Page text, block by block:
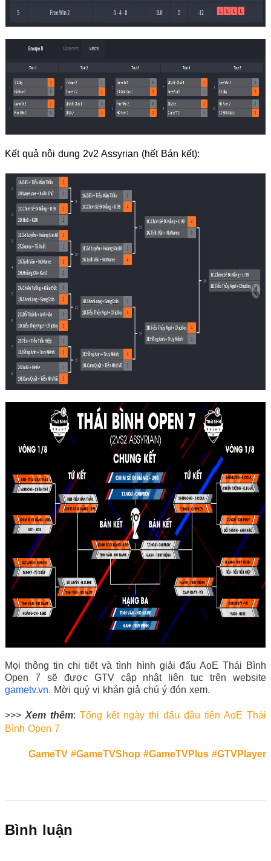
Kết quả nội dung 2v2 Assyrian (hết Bán kết):
Mọi thông tin chi tiết và tình hình giải đấu AoE Thái Bình
Open 7 sẽ được GTV cập nhật liên tục trên website
gametv.vn. Mời quý vị khán giả chú ý đón xem.
>>> Xem thêm: Tổng kết ngày thi đấu đầu tiên AoE Thái
Bình Open 7
GameTV #GameTVShop #GameTVPlus #GTVPlayer
Bình luận